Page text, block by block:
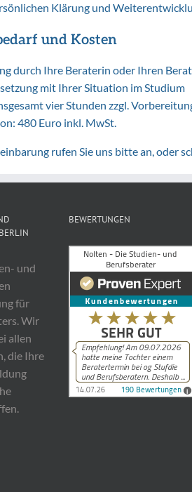
Klärung und
und Kosten
durch Ihre Beraterin oder Ihren
mit Ihrer Situation im Studium
vier Stunden zzgl.
480 Euro inkl. MwSt.
rufen Sie uns bitte an, oder
und
für
Wir
allen
die Ihre
BEWERTUNGEN